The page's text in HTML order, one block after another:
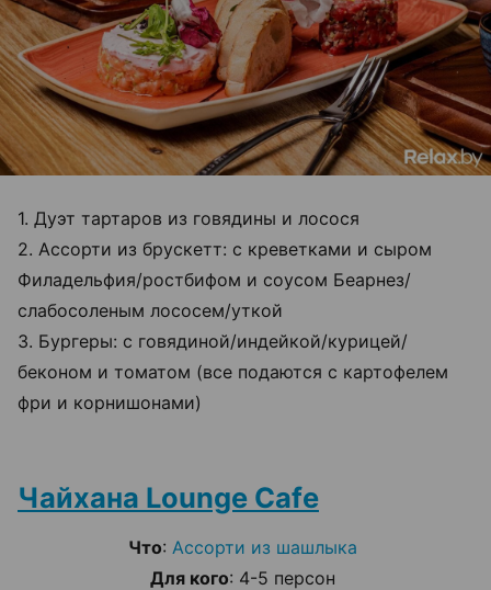
1. Дуэт тартаров из говядины и лосося
2. Ассорти из брускетт: с креветками и сыром
Филадельфия/ростбифом и соусом Беарнез/
слабосоленым лососем/уткой
3. Бургеры: с говядиной/индейкой/курицей/
беконом и томатом (все подаются с картофелем
фри и корнишонами)
Чайхана Lounge Cafe
Что: Ассорти из шашлыка
Для кого: 4-5 персон